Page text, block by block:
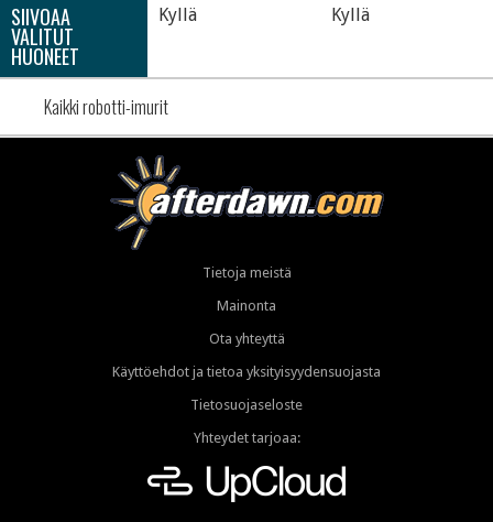
SIIVOAA
VALITUT
HUONEET
Kyllä Kyllä
Kaikki robotti-imurit
Tietoja meistä
Mainonta
Ota yhteyttä
Käyttöehdot ja tietoa yksityisyydensuojasta
Tietosuojaseloste
Yhteydet tarjoaa: